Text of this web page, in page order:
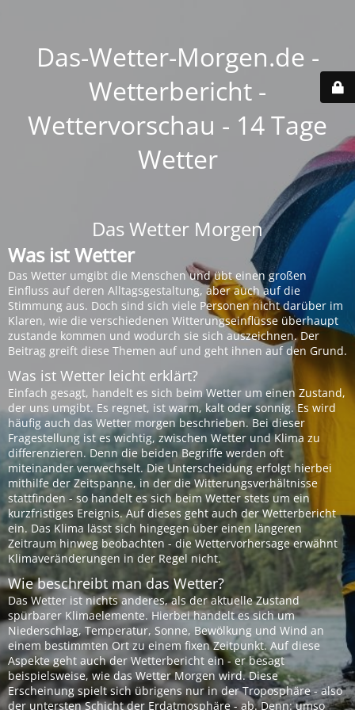
Das-Wetter-Morgen.de -
Wetterbericht -
Wettervorschau - 14 Tage
Wetter
Das Wetter Morgen
Was ist Wetter
Das Wetter umgibt die Menschen und übt einen großen
Einfluss auf deren Alltagsgestaltung, aber auch auf die
Stimmung aus. Doch sind sich viele Personen nicht darüber im
Klaren, wie die verschiedenen Witterungseinflüsse überhaupt
zustande kommen und wodurch sie sich auszeichnen. Der
Beitrag greift diese Themen auf und geht ihnen auf den Grund.
Was ist Wetter leicht erklärt?
Einfach gesagt, handelt es sich beim Wetter um einen Zustand,
der uns umgibt. Es regnet, ist warm, kalt oder sonnig. Es wird
häufig auch das Wetter morgen beschrieben. Bei dieser
Fragestellung ist es wichtig, zwischen Wetter und Klima zu
differenzieren. Denn die beiden Begriffe werden oft
miteinander verwechselt. Die Unterscheidung erfolgt hierbei
mithilfe der Zeitspanne, in der die Witterungsverhältnisse
stattfinden - so handelt es sich beim Wetter stets um ein
kurzfristiges Ereignis. Auf dieses geht auch der Wetterbericht
ein. Das Klima lässt sich hingegen über einen längeren
Zeitraum hinweg beobachten - die Wettervorhersage erwähnt
Klimaveränderungen in der Regel nicht.
Wie beschreibt man das Wetter?
Das Wetter ist nichts anderes, als der aktuelle Zustand
spürbarer Klimaelemente. Hierbei handelt es sich um
Niederschlag, Temperatur, Sonne, Bewölkung und Wind an
einem bestimmten Ort zu einem fixen Zeitpunkt. Auf diese
Aspekte geht auch der Wetterbericht ein - er besagt
beispielsweise, wie das Wetter Morgen wird. Diese
Erscheinung spielt sich übrigens nur in der Troposphäre - also
der untersten Schicht der Erdatmosphäre - ab. Denn: umso